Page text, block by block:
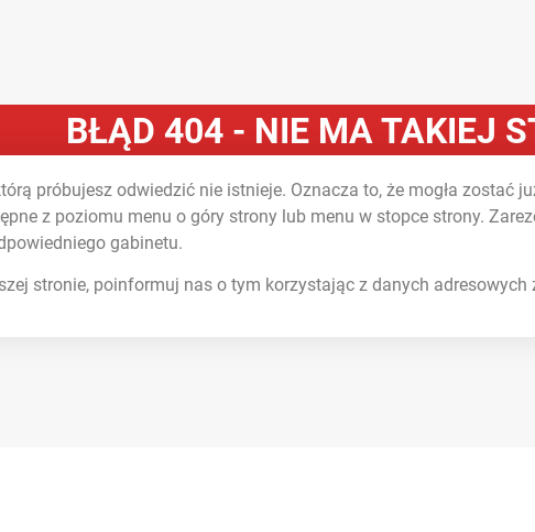
BŁĄD 404 - NIE MA TAKIEJ
próbujesz odwiedzić nie istnieje. Oznacza to, że mogła zostać
z poziomu menu o góry strony lub menu w stopce strony.
gabinetu.
stronie, poinformuj nas o tym korzystając z danych